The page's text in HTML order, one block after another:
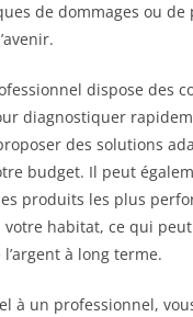
de dommages ou de
dispose des
diagnostiquer
des solutions
budget. Il peut
produits les plus
votre habitat, ce qui
à long terme.
à un professionnel,